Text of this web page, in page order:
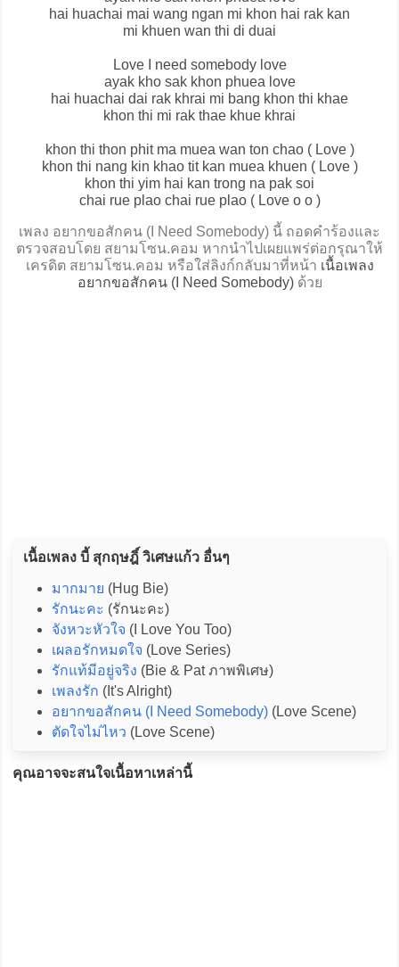
hai huachai mai wang ngan mi khon hai rak kan
mi khuen wan thi di duai
Love I need somebody love
ayak kho sak khon phuea love
hai huachai dai rak khrai mi bang khon thi khae
khon thi mi rak thae khue khrai
khon thi thon phit ma muea wan ton chao ( Love )
khon thi nang kin khao tit kan muea khuen ( Love )
khon thi yim hai kan trong na pak soi
chai rue plao chai rue plao ( Love o o )
เพลง อยากขอสักคน (I Need Somebody) นี้ ถอดคำร้องและ
ตรวจสอบโดย สยามโซน.คอม หากนำไปเผยแพร่ต่อกรุณาให้
เครดิต สยามโซน.คอม หรือใส่ลิงก์กลับมาที่หน้า เนื้อเพลง
อยากขอสักคน (I Need Somebody)ด้วย
เนื้อเพลง บี้ สุกฤษฎิ์ วิเศษแก้ว อื่นๆ
มากมาย (Hug Bie)
รักนะคะ (รักนะคะ)
จังหวะหัวใจ (I Love You Too)
เผลอรักหมดใจ (Love Series)
รักแท้มีอยู่จริง (Bie & Pat ภาพพิเศษ)
เพลงรัก (It's Alright)
อยากขอสักคน (I Need Somebody)(Love Scene)
ตัดใจไม่ไหว (Love Scene)
คุณอาจจะสนใจเนื้อหาเหล่านี้